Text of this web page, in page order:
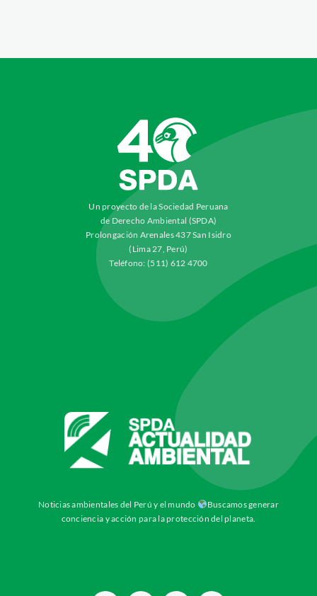
Un proyecto de la Sociedad Peruana
de Derecho Ambiental (SPDA)
Prolongación Arenales 437 San Isidro
(Lima 27, Perú)
Teléfono: (511) 612 4700
Noticias ambientales del Perú y el mundo
Buscamos generar
conciencia y acción para la protección del planeta.